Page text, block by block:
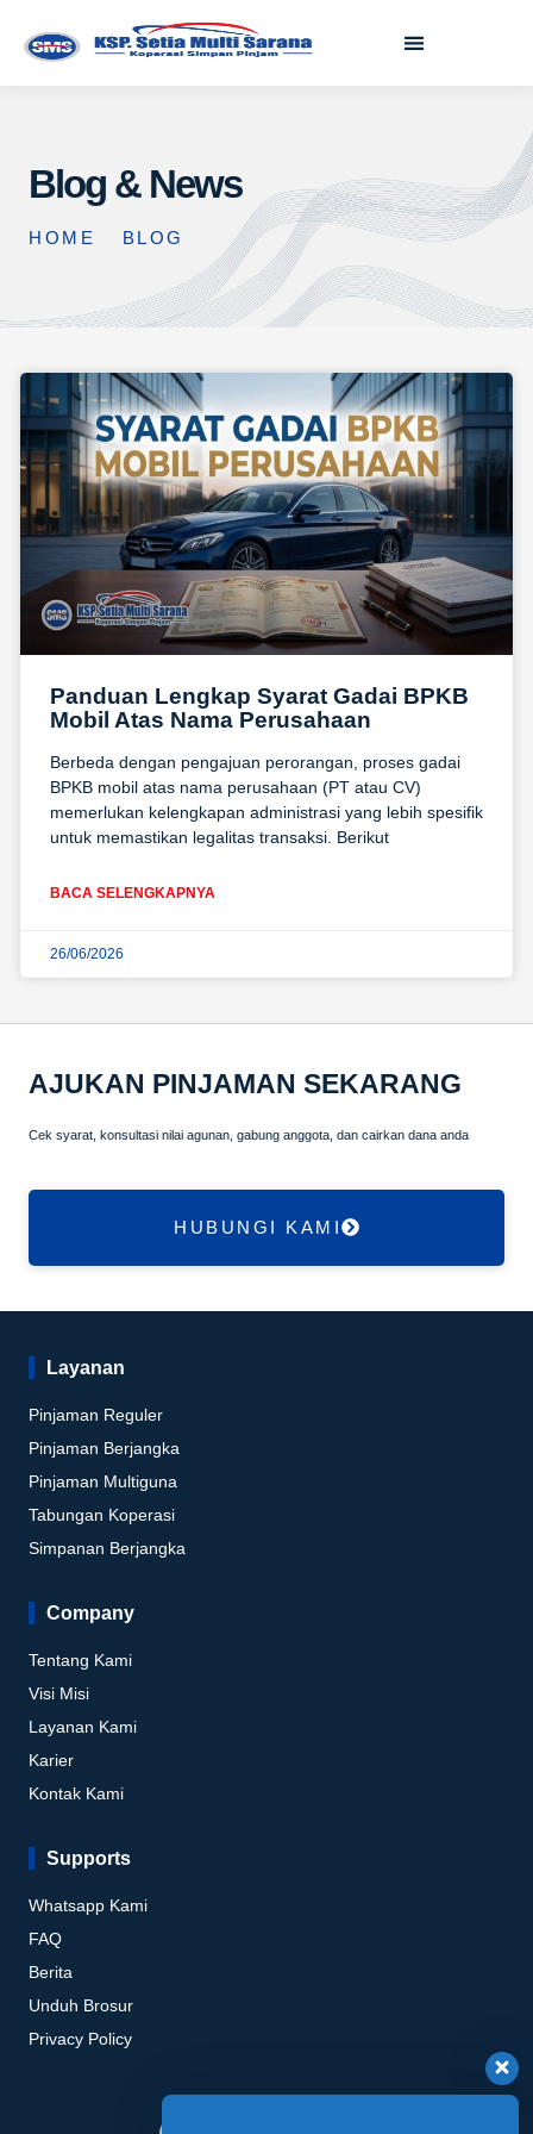
Blog & News
HOME BLOG
Panduan Lengkap Syarat Gadai BPKB
Mobil Atas Nama Perusahaan
Berbeda dengan pengajuan perorangan, proses gadai
BPKB mobil atas nama perusahaan (PT atau CV)
memerlukan kelengkapan administrasi yang lebih spesifik
untuk memastikan legalitas transaksi. Berikut
BACA SELENGKAPNYA
26/06/2026
AJUKAN PINJAMAN SEKARANG
Cek syarat, konsultasi nilai agunan, gabung anggota, dan cairkan dana anda
HUBUNGI KAMI
Layanan
Pinjaman Reguler
Pinjaman Berjangka
Pinjaman Multiguna
Tabungan Koperasi
Simpanan Berjangka
Company
Tentang Kami
Visi Misi
Layanan Kami
Karier
Kontak Kami
Supports
Whatsapp Kami
FAQ
Berita
Unduh Brosur
Privacy Policy